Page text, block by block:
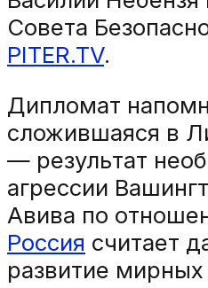
Совета
PITER.TV.
Дипломат
сложившаяся в
— результат
агрессии
Авива по
Россия считает
развитие